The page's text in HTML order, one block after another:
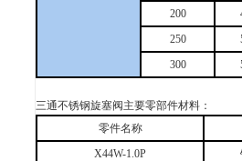
200
250
300
三通不锈钢旋塞阀主要零部件材料：
零件名称
X44W-1.0P